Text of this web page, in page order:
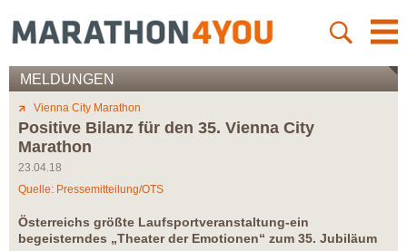
MELDUNGEN
Vienna City Marathon
Positive Bilanz für den 35. Vienna City
Marathon
23.04.18
Quelle: Pressemitteilung/OTS
Österreichs größte Laufsportveranstaltung-ein
begeisterndes „Theater der Emotionen“ zum 35. Jubiläum